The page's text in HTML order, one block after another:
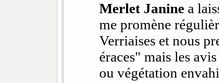
Merlet Janinea
me promène
Verriaises et nous
éraces" mais les
ou végétation